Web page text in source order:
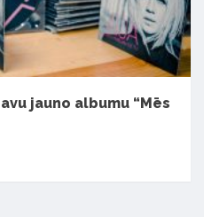
jauno albumu “Mēs